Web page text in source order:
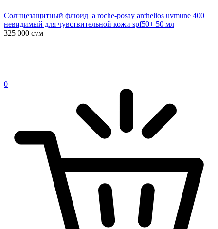
Солнцезащитный флюид la roche-posay anthelios uvmune 400
невидимый для чувствительной кожи spf50+ 50 мл
325 000 сум
0